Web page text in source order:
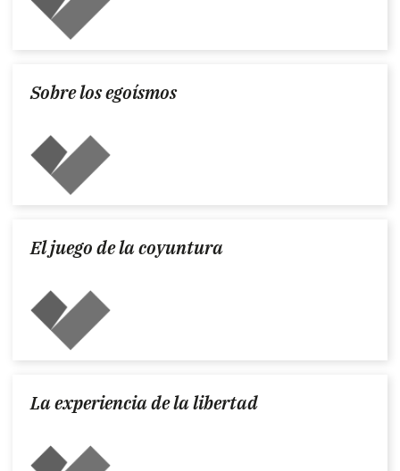
Sobre los egoísmos
El juego de la coyuntura
La experiencia de la libertad